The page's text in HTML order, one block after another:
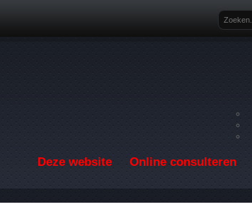
Deze website Online consulteren